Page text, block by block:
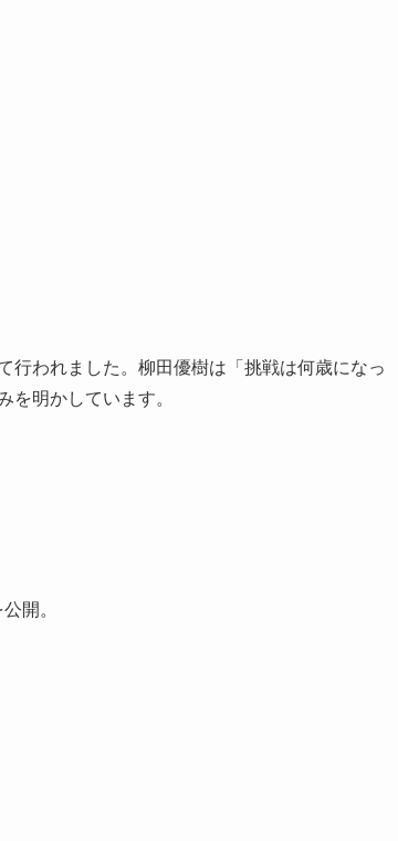
行われました。柳田優樹は「挑戦は何歳になっ
を明かしています。
開。